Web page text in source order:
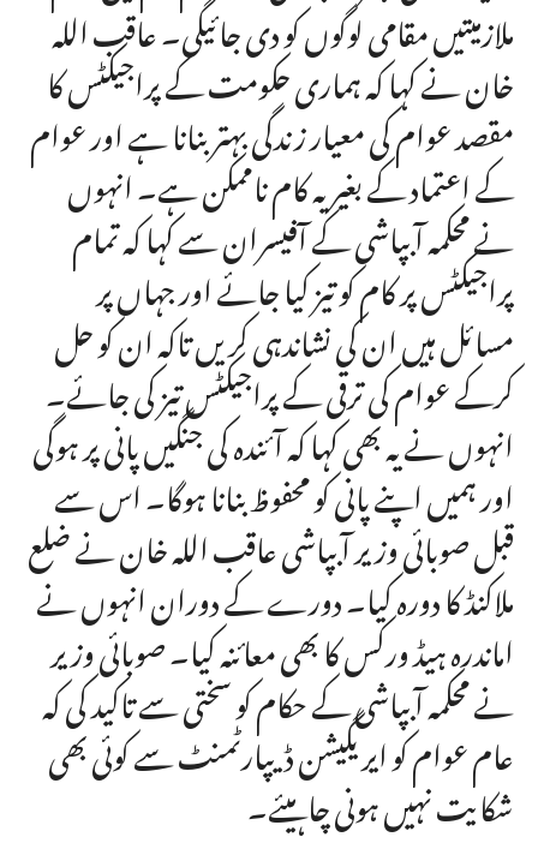
ملازمیتیں مقامی لوگوں کو دی جائیگی۔ عاقب اللہ
خان نے کہا کہ ہماری حکومت کے پراجیکٹس کا
مقصد عوام کی معیار زندگی بہتر بنانا ہے اور عوام
کے اعتماد کے بغیر یہ کام ناممکن ہے۔ انہوں
نے محکمہ آبپاشی کے آفیسران سے کہا کہ تمام
پراجیکٹس پر کام کو تیز کیا جائے اور جہاں پر
مسائل ہیں ان کی نشاندہی کریں تاکہ ان کو حل
کرکے عوام کی ترقی کے پراجیکٹس تیز کی جائے۔
انہوں نے یہ بھی کہا کہ آئندہ کی جنگیں پانی پر ہوگی
اور ہمیں اپنے پانی کو محفوظ بنانا ہوگا۔ اس سے
قبل صوبائی وزیر آبپاشی عاقب اللہ خان نے ضلع
ملاکنڈ کا دورہ کیا۔ دورے کے دوران انہوں نے
اماندرہ ہیڈ ورکس کا بھی معائنہ کیا۔ صوبائی وزیر
نے محکمہ آبپاشی کے حکام کو سختی سے تاکید کی کہ
عام عوام کو ایریگیشن ڈیپارٹمنٹ سے کوئی بھی
شکایت نہیں ہونی چاہیئے۔